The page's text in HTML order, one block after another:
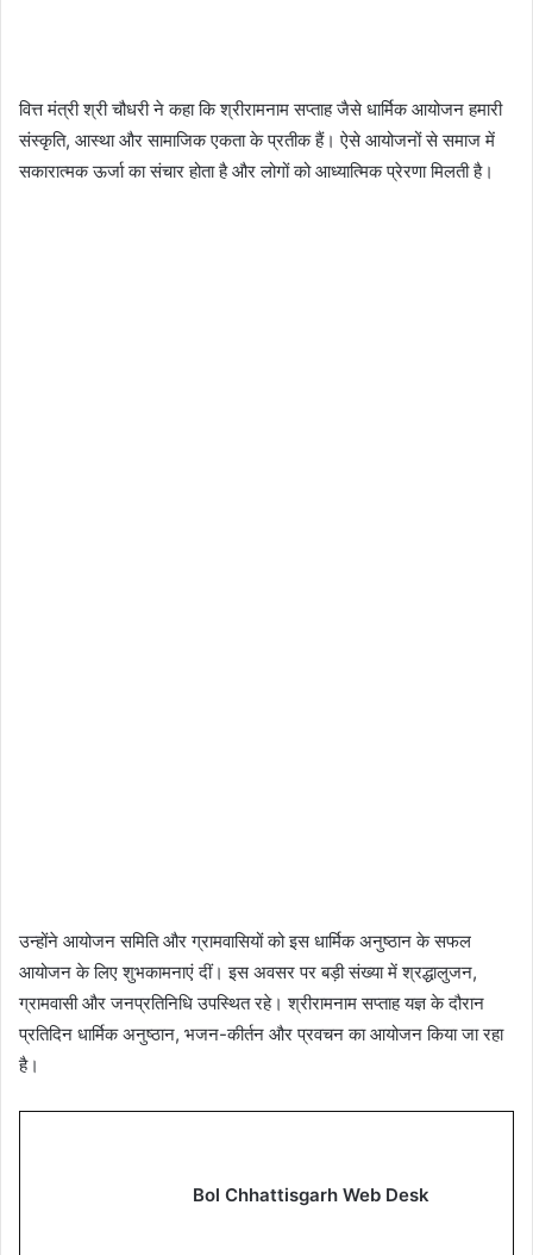
वित्त मंत्री श्री चौधरी ने कहा कि श्रीरामनाम सप्ताह जैसे धार्मिक आयोजन हमारी
संस्कृति, आस्था और सामाजिक एकता के प्रतीक हैं। ऐसे आयोजनों से समाज में
सकारात्मक ऊर्जा का संचार होता है और लोगों को आध्यात्मिक प्रेरणा मिलती है।
उन्होंने आयोजन समिति और ग्रामवासियों को इस धार्मिक अनुष्ठान के सफल
आयोजन के लिए शुभकामनाएं दीं। इस अवसर पर बड़ी संख्या में श्रद्धालुजन,
ग्रामवासी और जनप्रतिनिधि उपस्थित रहे। श्रीरामनाम सप्ताह यज्ञ के दौरान
प्रतिदिन धार्मिक अनुष्ठान, भजन-कीर्तन और प्रवचन का आयोजन किया जा रहा
है।
Bol Chhattisgarh Web Desk